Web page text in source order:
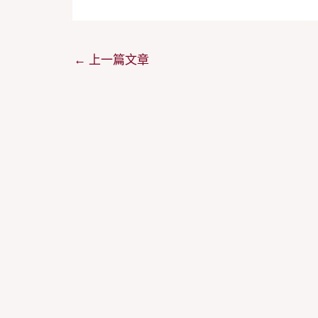
← 上一篇文章